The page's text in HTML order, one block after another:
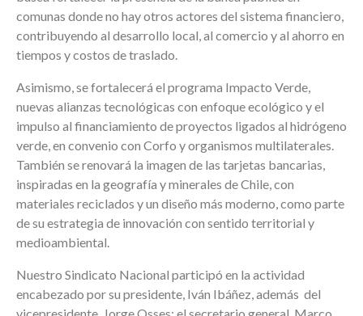
comunas donde no hay otros actores del sistema financiero,
contribuyendo al desarrollo local, al comercio y al ahorro en
tiempos y costos de traslado.
Asimismo, se fortalecerá el programa Impacto Verde,
nuevas alianzas tecnológicas con enfoque ecológico y el
impulso al financiamiento de proyectos ligados al hidrógeno
verde, en convenio con Corfo y organismos multilaterales.
También se renovará la imagen de las tarjetas bancarias,
inspiradas en la geografía y minerales de Chile, con
materiales reciclados y un diseño más moderno, como parte
de su estrategia de innovación con sentido territorial y
medioambiental.
Nuestro Sindicato Nacional participó en la actividad
encabezado por su presidente, Iván Ibáñez, además del
vicepresidente, Jorge Osses; el secretario general, Marco